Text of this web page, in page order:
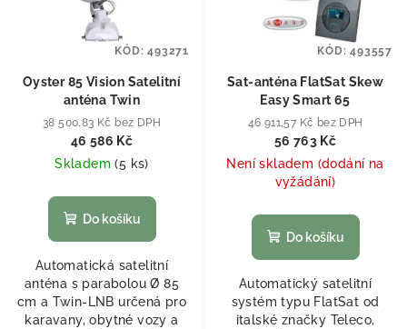
Oyster 85 Vision Satelitní
anténa Twin
38 500,83 Kč bez DPH
46 586 Kč
Skladem(5 ks)
Do košíku
Automatická satelitní
anténa s parabolou Ø 85
cm a Twin-LNB určená pro
karavany, obytné vozy a
KÓD:493271
Sat-anténa FlatSat Skew
Easy Smart 65
46 911,57 Kč bez DPH
56 763 Kč
Není skladem (dodání na
vyžádání)
Do košíku
Automatický satelitní
systém typu FlatSat od
italské značky Teleco,
KÓD:493557